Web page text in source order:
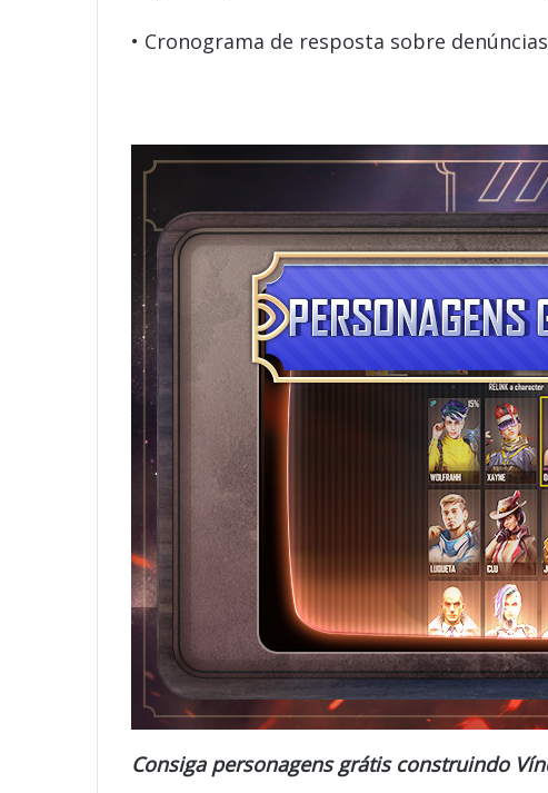
• Cronograma de resposta sobre
Consiga personagens grátis construindo